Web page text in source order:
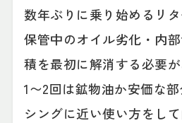
数年ぶりに乗り始めるリタ
保管中のオイル劣化・内
積を最初に解消する必要
1〜2回は鉱物油か安価な
シングに近い使い方をし